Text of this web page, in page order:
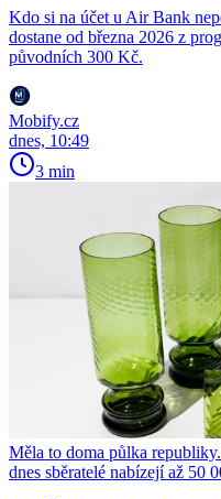
Kdo si na účet u Air Bank
dostane od března 2026 z
původních 300 Kč.
Mobify.cz
dnes, 10:49
3 min
Měla to doma půlka
dnes sběratelé nabízejí až 50